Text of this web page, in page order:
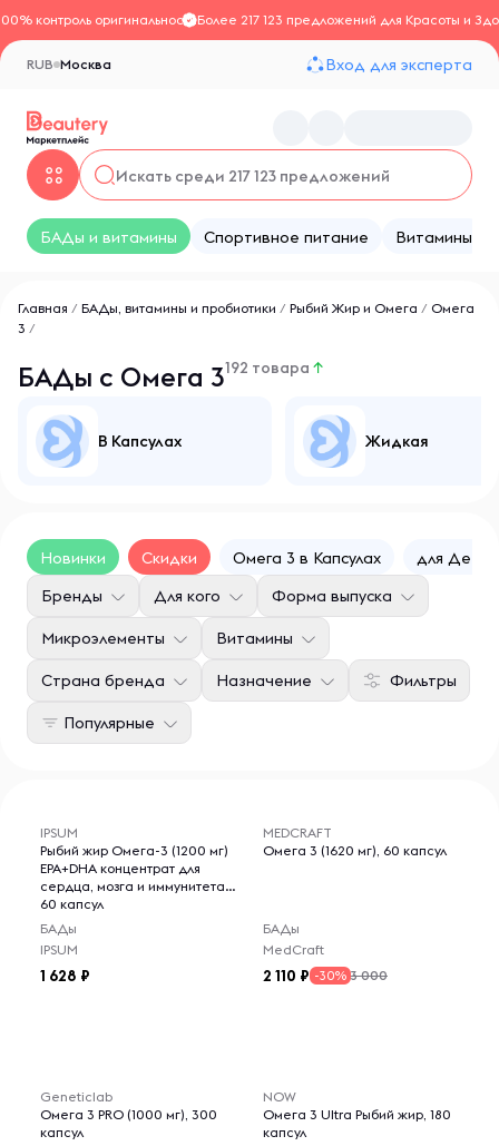
контроль оригинальностиБолее 217 123 предложений для Красоты и
Москва
RUB Вход для эксперта
БАДы и витамины Спортивное питание Витамины
Главная / БАДы, витамины и пробиотики / Рыбий Жир и Омега / Омега
3 /
БАДы с Омега 3192 товара ↑
В Капсулах Жидкая
Новинки Скидки Омега 3 в Капсулах для Детей
Фильтры
Бренды Для кого Форма выпуска
Микроэлементы Витамины
Страна бренда Назначение
Популярные
IPSUM
Рыбий жир Омега-3 (1200 мг)
EPA+DHA концентрат для
сердца, мозга и иммунитета,
60 капсул
БАДы
IPSUM
1 628
MEDCRAFT
Омега 3 (1620 мг), 60 капсул
БАДы
MedCraft
2 110 -30% 3 000
Geneticlab
Омега 3 PRO (1000 мг), 300
капсул
NOW
Омега 3 Ultra Рыбий жир, 180
капсул